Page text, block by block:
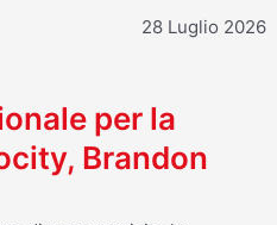
28 Luglio 2026
per la
Brandon